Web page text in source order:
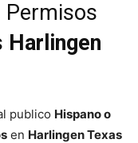
Permisos
Harlingen
publico Hispano o
en Harlingen Texas